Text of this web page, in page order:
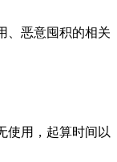
、恶意囤积的相关
使用，起算时间以